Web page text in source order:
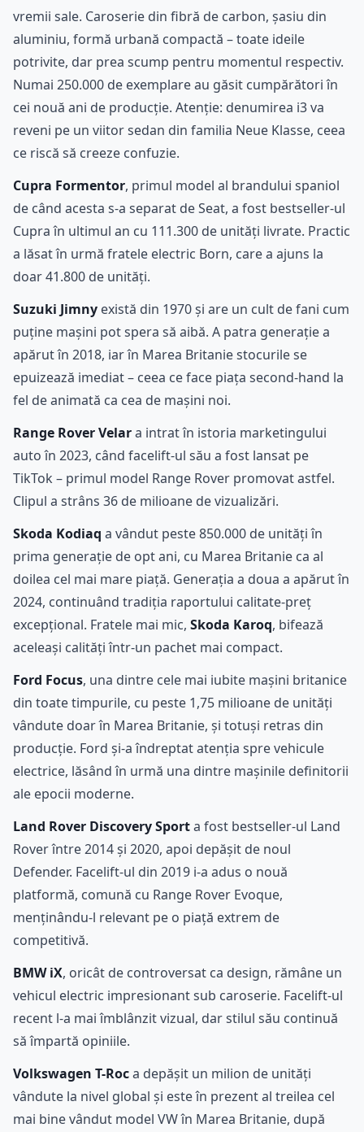
vremii sale. Caroserie din fibră de carbon, șasiu din
aluminiu, formă urbană compactă – toate ideile
potrivite, dar prea scump pentru momentul respectiv.
Numai 250.000 de exemplare au găsit cumpărători în
cei nouă ani de producție. Atenție: denumirea i3 va
reveni pe un viitor sedan din familia Neue Klasse, ceea
ce riscă să creeze confuzie.
Cupra Formentor, primul model al brandului spaniol
de când acesta s-a separat de Seat, a fost bestseller-ul
Cupra în ultimul an cu 111.300 de unități livrate. Practic
a lăsat în urmă fratele electric Born, care a ajuns la
doar 41.800 de unități.
Suzuki Jimny există din 1970 și are un cult de fani cum
puține mașini pot spera să aibă. A patra generație a
apărut în 2018, iar în Marea Britanie stocurile se
epuizează imediat – ceea ce face piața second-hand la
fel de animată ca cea de mașini noi.
Range Rover Velara intrat în istoria marketingului
auto în 2023, când facelift-ul său a fost lansat pe
TikTok – primul model Range Rover promovat astfel.
Clipul a strâns 36 de milioane de vizualizări.
Skoda Kodiaq a vândut peste 850.000 de unități în
prima generație de opt ani, cu Marea Britanie ca al
doilea cel mai mare piață. Generația a doua a apărut în
2024, continuând tradiția raportului calitate-preț
excepțional. Fratele mai mic, Skoda Karoq, bifează
aceleași calități într-un pachet mai compact.
Ford Focus, una dintre cele mai iubite mașini britanice
din toate timpurile, cu peste 1,75 milioane de unități
vândute doar în Marea Britanie, și totuși retras din
producție. Ford și-a îndreptat atenția spre vehicule
electrice, lăsând în urmă una dintre mașinile definitorii
ale epocii moderne.
Land Rover Discovery Sporta fost bestseller-ul Land
Rover între 2014 și 2020, apoi depășit de noul
Defender. Facelift-ul din 2019 i-a adus o nouă
platformă, comună cu Range Rover Evoque,
menținându-l relevant pe o piață extrem de
competitivă.
BMW iX, oricât de controversat ca design, rămâne un
vehicul electric impresionant sub caroserie. Facelift-ul
recent l-a mai îmblânzit vizual, dar stilul său continuă
să împartă opiniile.
Volkswagen T-Roca depășit un milion de unități
vândute la nivel global și este în prezent al treilea cel
mai bine vândut model VW în Marea Britanie, după